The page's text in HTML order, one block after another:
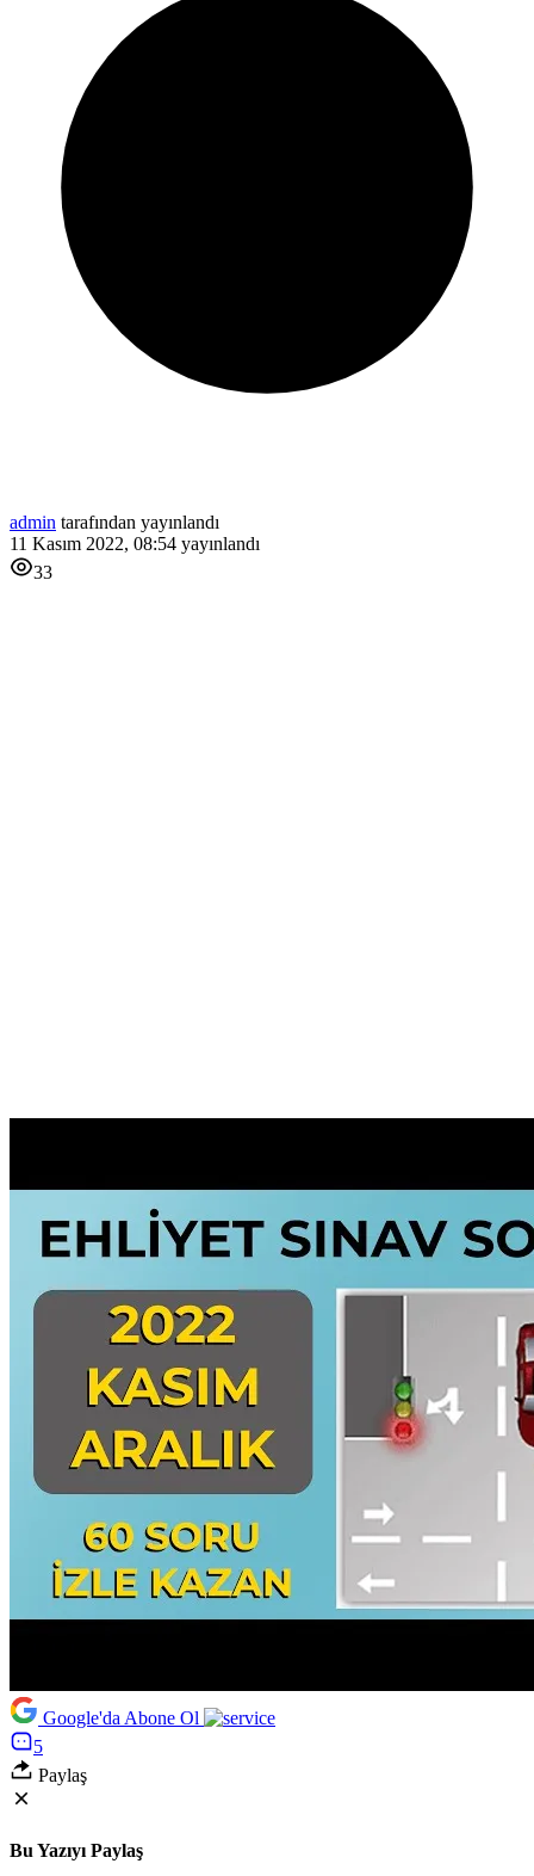
admin tarafından yayınlandı
11 Kasım 2022, 08:54 yayınlandı
33
Google'da Abone Ol
5
Paylaş
Bu Yazıyı Paylaş